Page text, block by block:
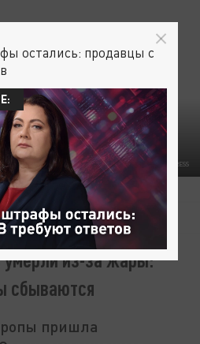
ФОТО: VICTOR LISITSYN/GLOBALLOOKPRESS
умерли из-за жары:
сбываются
пришла
остались: продавцы с